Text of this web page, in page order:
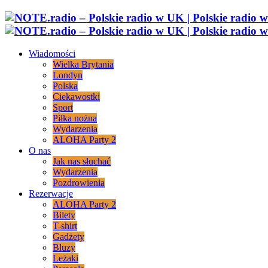
Wiadomości
Wielka Brytania
Londyn
Polska
Ciekawostki
Sport
Piłka nożna
Wydarzenia
ALOHA Party 2
O nas
Jak nas słuchać
Wydarzenia
Pozdrowienia
Rezerwacje
ALOHA Party 2
Bilety
T-shirt
Gadżety
Bluzy
Leżaki